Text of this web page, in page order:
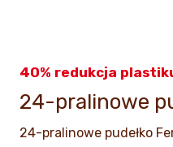
40% redukcja
24-pralinowe
24-pralinowe pudełko